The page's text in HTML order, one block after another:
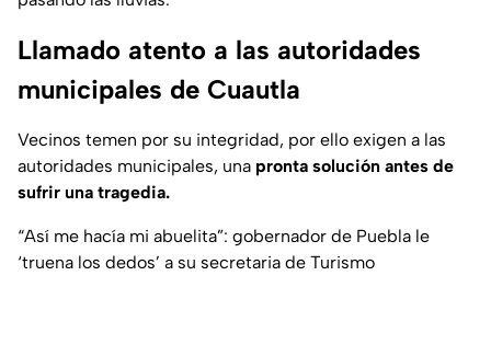
Llamado atento a las autoridades
municipales de Cuautla
Vecinos temen por su integridad, por ello exigen a las
autoridades municipales, una pronta solución antes de
sufrir una tragedia.
“Así me hacía mi abuelita”: gobernador de Puebla le
‘truena los dedos’ a su secretaria de Turismo